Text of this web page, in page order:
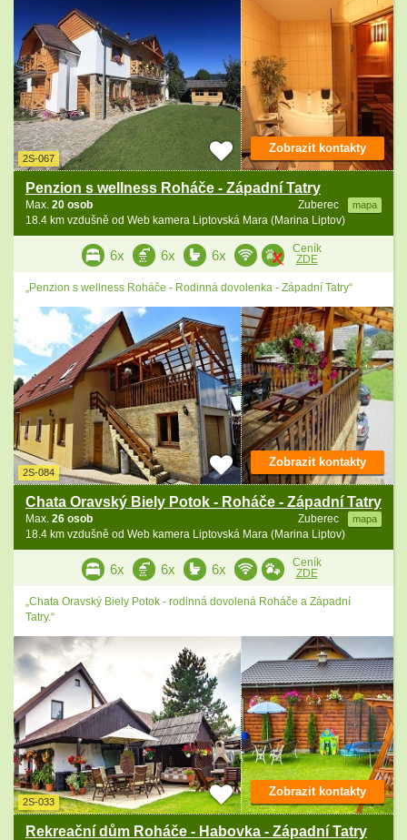
2S-067
Penzion s wellness Roháče - Západní Tatry
Zuberec mapa
Max. 20 osob
18.4 km vzdušně od Web kamera Liptovská Mara (Marina Liptov)
Zobrazit kontakty
6x 6x 6x
Ceník
ZDE
„Penzion s wellness Roháče - Rodinná dovolenka - Západní Tatry“
2S-084
Chata Oravský Biely Potok - Roháče - Západní Tatry
Zuberec mapa
Max. 26 osob
18.4 km vzdušně od Web kamera Liptovská Mara (Marina Liptov)
Zobrazit kontakty
6x 6x 6x
Ceník
ZDE
„Chata Oravský Biely Potok - rodinná dovolená Roháče a Západní
Tatry.“
2S-033
Rekreační dům Roháče - Habovka - Západní Tatry
Zobrazit kontakty